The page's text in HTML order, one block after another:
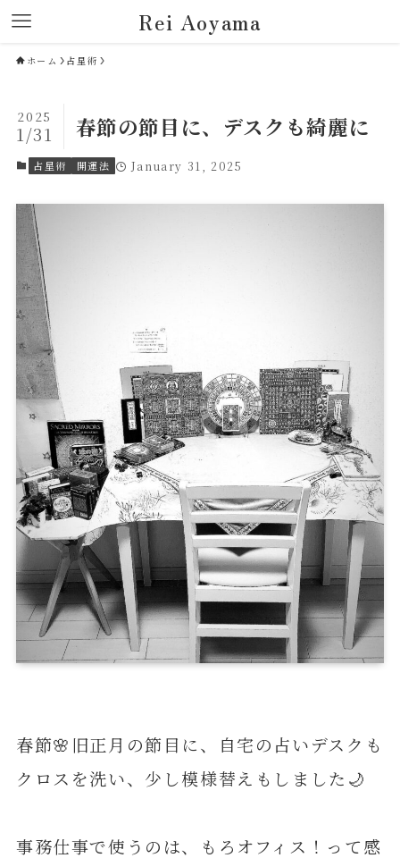
Rei Aoyama
ホーム 占星術
春節の節目に、デスクも綺麗に
2025
1/31
占星術 開運法 January 31, 2025
春節🌸旧正月の節目に、自宅の占いデスクも
クロスを洗い、少し模様替えもしました🌙
事務仕事で使うのは、もろオフィス！って感